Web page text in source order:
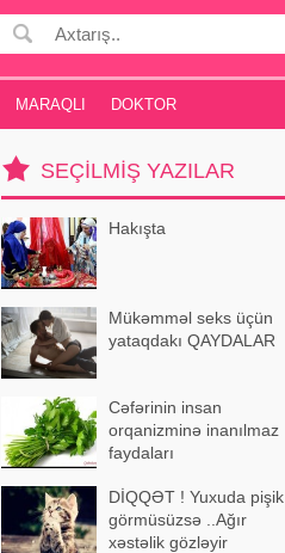
MARAQLI DOKTOR
SEÇILMIŞ YAZILAR
Hakışta
Mükəmməl seks üçün
yataqdakı QAYDALAR
Cəfərinin insan
orqanizminə inanılmaz
faydaları
DİQQƏT ! Yuxuda pişik
görmüsüzsə ..Ağır
xəstəlik gözləyir